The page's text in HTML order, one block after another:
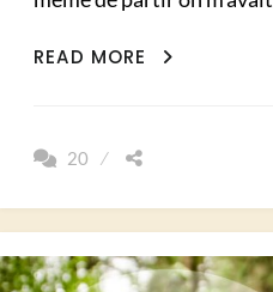
READ MORE
MA
RETOUR!
20